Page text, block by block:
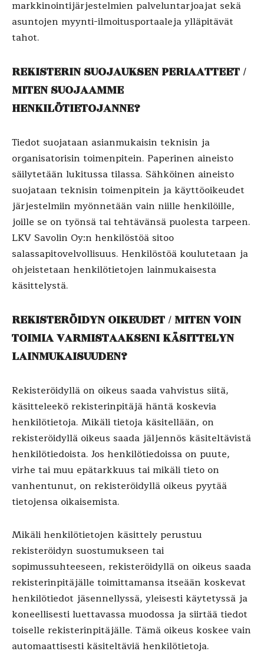
markkinointijärjestelmien palveluntarjoajat sekä
asuntojen myynti-ilmoitusportaaleja ylläpitävät
tahot.
REKISTERIN SUOJAUKSEN PERIAATTEET /
MITEN SUOJAAMME
HENKILÖTIETOJANNE?
Tiedot suojataan asianmukaisin teknisin ja
organisatorisin toimenpitein. Paperinen aineisto
säilytetään lukitussa tilassa. Sähköinen aineisto
suojataan teknisin toimenpitein ja käyttöoikeudet
järjestelmiin myönnetään vain niille henkilöille,
joille se on työnsä tai tehtävänsä puolesta tarpeen.
LKV Savolin Oy:n henkilöstöä sitoo
salassapitovelvollisuus. Henkilöstöä koulutetaan ja
ohjeistetaan henkilötietojen lainmukaisesta
käsittelystä.
REKISTERÖIDYN OIKEUDET / MITEN VOIN
TOIMIA VARMISTAAKSENI KÄSITTELYN
LAINMUKAISUUDEN?
Rekisteröidyllä on oikeus saada vahvistus siitä,
käsitteleekö rekisterinpitäjä häntä koskevia
henkilötietoja. Mikäli tietoja käsitellään, on
rekisteröidyllä oikeus saada jäljennös käsiteltävistä
henkilötiedoista. Jos henkilötiedoissa on puute,
virhe tai muu epätarkkuus tai mikäli tieto on
vanhentunut, on rekisteröidyllä oikeus pyytää
tietojensa oikaisemista.
Mikäli henkilötietojen käsittely perustuu
rekisteröidyn suostumukseen tai
sopimussuhteeseen, rekisteröidyllä on oikeus saada
rekisterinpitäjälle toimittamansa itseään koskevat
henkilötiedot jäsennellyssä, yleisesti käytetyssä ja
koneellisesti luettavassa muodossa ja siirtää tiedot
toiselle rekisterinpitäjälle. Tämä oikeus koskee vain
automaattisesti käsiteltäviä henkilötietoja.